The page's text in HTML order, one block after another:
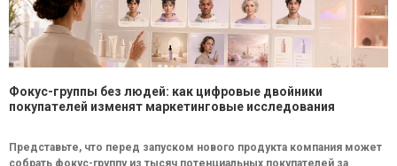
Фокус-группы без людей: как цифровые двойники
покупателей изменят маркетинговые исследования
Представьте, что перед запуском нового продукта компания может
собрать фокус-группу из тысяч потенциальных покупателей за